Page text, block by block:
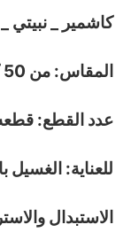
كاشمير _ نبيتي
المقاس: من 50 كيلو – 75 كيلو
عدد القطع:
للعناية: الغسيل
الاستبدال